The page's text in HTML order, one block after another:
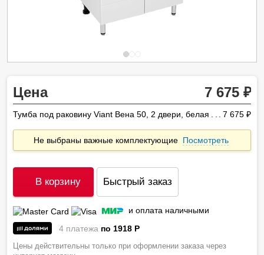
Цена 7 675
Тумба под раковину Viant Вена 50, 2 двери, белая 7 675
Не выбраны важные комплектующие Посмотреть
В корзину Быстрый заказ
и оплата наличными
4 платежа по 1918 P
Цены действительны только при оформлении заказа через